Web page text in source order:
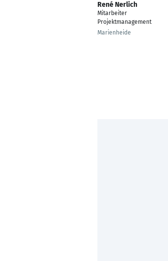
René Nerlich
Mitarbeiter
Projektmanagement
Marienheide